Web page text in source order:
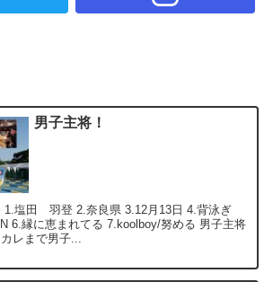
男子主将！
1.塩田 羽登 2.奈良県 3.12月13日 4.背泳ぎ
6.縁に恵まれてる 7.koolboy/努める 男子主将
レまで男子...